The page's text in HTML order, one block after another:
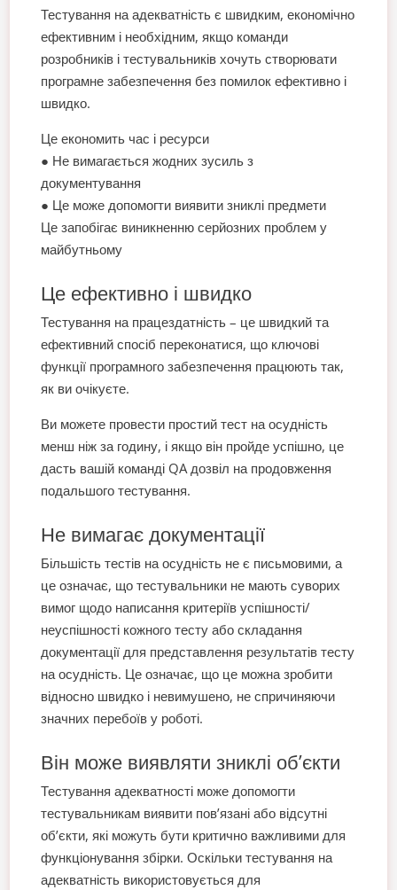
Тестування на адекватність є швидким, економічно
ефективним і необхідним, якщо команди
розробників і тестувальників хочуть створювати
програмне забезпечення без помилок ефективно і
швидко.
Це економить час і ресурси
● Не вимагається жодних зусиль з
документування
● Це може допомогти виявити зниклі предмети
Це запобігає виникненню серйозних проблем у
майбутньому
Це ефективно і швидко
Тестування на працездатність – це швидкий та
ефективний спосіб переконатися, що ключові
функції програмного забезпечення працюють так,
як ви очікуєте.
Ви можете провести простий тест на осудність
менш ніж за годину, і якщо він пройде успішно, це
дасть вашій команді QA дозвіл на продовження
подальшого тестування.
Не вимагає документації
Більшість тестів на осудність не є письмовими, а
це означає, що тестувальники не мають суворих
вимог щодо написання критеріїв успішності/
неуспішності кожного тесту або складання
документації для представлення результатів тесту
на осудність. Це означає, що це можна зробити
відносно швидко і невимушено, не спричиняючи
значних перебоїв у роботі.
Він може виявляти зниклі об’єкти
Тестування адекватності може допомогти
тестувальникам виявити пов’язані або відсутні
об’єкти, які можуть бути критично важливими для
функціонування збірки. Оскільки тестування на
адекватність використовується для